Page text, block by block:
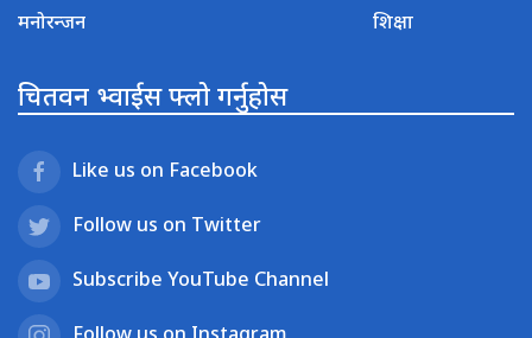
मनोरन्जन
शिक्षा
चितवन भ्वाईस फ्लो गर्नुहोस
Like us on Facebook
Follow us on Twitter
Subscribe YouTube Channel